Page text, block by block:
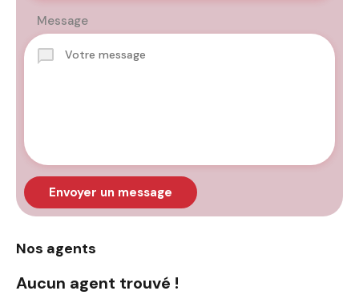
Message
Envoyer un message
Nos agents
Aucun agent trouvé !